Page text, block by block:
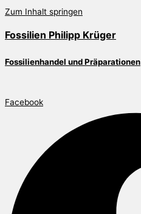
Zum Inhalt springen
Fossilien Philipp Krüger
Fossilienhandel und Präparationen
Facebook